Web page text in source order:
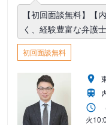
【初回面談無料】【
く、経験豊富な弁護
初回面談無料
火